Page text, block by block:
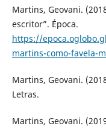
Martins, Geovani.
escritor”. Época.
https://
martins-como-favela-
Martins, Geovani.
Letras.
Martins, Geovani.